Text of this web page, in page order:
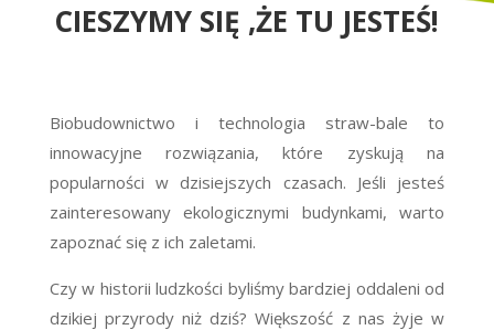
CIESZYMY SIĘ ,ŻE TU JESTEŚ!
Biobudownictwo i technologia straw-bale to
innowacyjne rozwiązania, które zyskują na
popularności w dzisiejszych czasach. Jeśli jesteś
zainteresowany ekologicznymi budynkami, warto
zapoznać się z ich zaletami.
Czy w historii ludzkości byliśmy bardziej oddaleni od
dzikiej przyrody niż dziś? Większość z nas żyje w